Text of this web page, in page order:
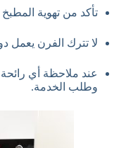
تأكد من تهوية
لا تترك الفرن يعمل
عند ملاحظة أي
وطلب الخدمة.